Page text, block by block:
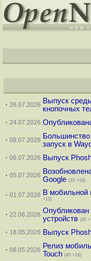
· 26.07.2026 Выпуск
кнопочных
· 24.07.2026
· 08.07.2026 запуск в
· 06.07.2026 Выпуск
· 05.07.2026 Google (33 +16)
· 01.07.2026 В мобильной
+13)
· 22.06.2026 устройств (45
· 18.05.2026 Выпуск
· 08.05.2026 Релиз
Touch (45 +16)